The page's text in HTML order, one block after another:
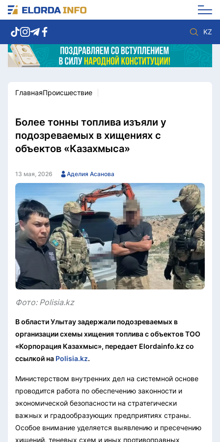
KZ
Новости столицы
Политика
Спорт
Культура
Видео
Мир
Послание
Служба Комплаенс
ГлавнаяПроисшествие
Более тонны топлива изъяли у
подозреваемых в хищениях с
объектов «Казахмыса»
13 мая, 2026 Аделия Асанова
Фото: Polisia.kz
В области Улытау задержали подозреваемых в
организации схемы хищения топлива с объектов ТОО
«Корпорация Казахмыс», передает Elordainfo.kz со
ссылкой на Polisia.kz.
Министерством внутренних дел на системной основе
проводится работа по обеспечению законности и
экономической безопасности на стратегически
важных и градообразующих предприятиях страны.
Особое внимание уделяется выявлению и пресечению
хищений, теневых схем и иных противоправных